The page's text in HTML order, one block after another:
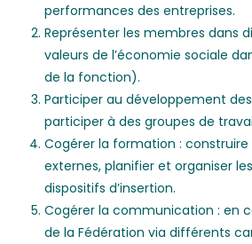
performances des entreprises.
Représenter les membres dans
valeurs de l’économie sociale
de la fonction).
Participer au développement
participer à des groupes de
Cogérer la formation :
externes, planifier et organiser
dispositifs d’insertion.
Cogérer la communication : en
de la Fédération via différents